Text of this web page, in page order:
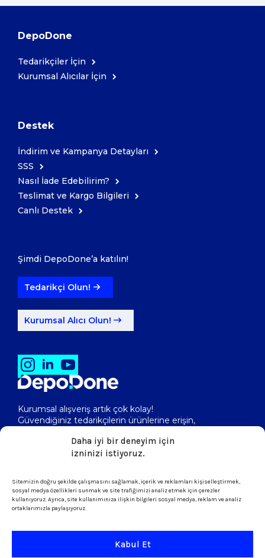
Daha iyi bir deneyim için
izninizi istiyoruz.
Sitemizin doğru şekilde çalışmasını sağlamak, içerik ve reklamları kişiselleştirmek,
sosyal medya özellikleri sunmak ve site trafiğimizi analiz etmek için çerezler
kullanıyoruz. Ayrıca, site kullanımınıza ilişkin bilgileri sosyal medya, reklam ve analiz
ortaklarımızla paylaşıyoruz.
Kabul Et
Kurumsal alışveriş artık çok kolay!
Güvendiğiniz tedarikçilerin ürünlerine erişin,
isletme@depodone.com
+90 (539) 301 95 33
DepoDone
Tedarikçiler İçin
Kurumsal Alıcılar İçin
Destek
İndirim ve Kampanya Detayları
SSS
Nasıl İade Edebilirim?
Teslimat ve Kargo Bilgileri
Canlı Destek
Şimdi DepoDone’a katılın!
Tedarikçi Olun!
Kurumsal Alıcı Olun!